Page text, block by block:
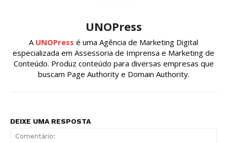
UNOPress
A UNOPress é uma Agência de Marketing Digital
especializada em Assessoria de Imprensa e Marketing de
Conteúdo. Produz conteúdo para diversas empresas que
buscam Page Authority e Domain Authority.
DEIXE UMA RESPOSTA